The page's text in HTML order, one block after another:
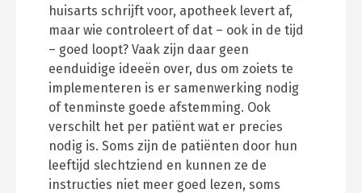
huisarts schrijft voor, apotheek levert af,
maar wie controleert of dat – ook in de tijd
– goed loopt? Vaak zijn daar geen
eenduidige ideeën over, dus om zoiets te
implementeren is er samenwerking nodig
of tenminste goede afstemming. Ook
verschilt het per patiënt wat er precies
nodig is. Soms zijn de patiënten door hun
leeftijd slechtziend en kunnen ze de
instructies niet meer goed lezen, soms